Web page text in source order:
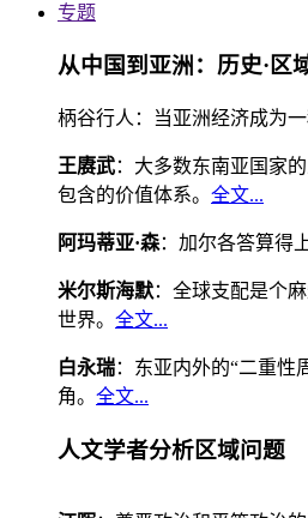
专题
从中国到亚洲：历史·区
柄谷行人：当亚洲经济成为
王赓武：大多数东南亚国家
包含的价值体系。 全文...
阿玛蒂亚·森：加尔各答算得
米尔斯海默：全球支配是个
世界。 全文...
白永瑞：东亚内外的“二重
角。 全文...
人文学者分析区域问题